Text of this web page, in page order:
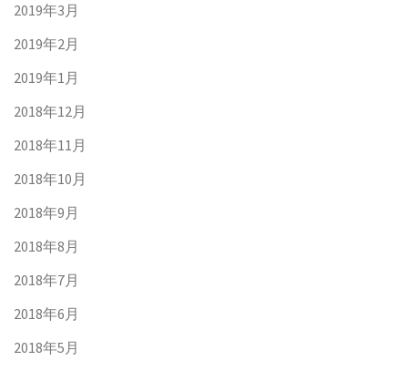
2019年3月
2019年2月
2019年1月
2018年12月
2018年11月
2018年10月
2018年9月
2018年8月
2018年7月
2018年6月
2018年5月